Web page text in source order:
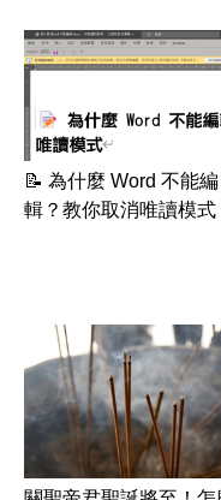
📝 為什麼 Word 不能編
輯？教你取消唯讀模式